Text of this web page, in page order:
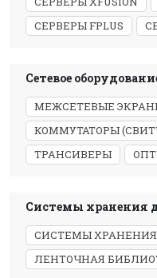
СЕРВЕРЫ FPLUS
Сетевое
МЕЖСЕТЕВЫЕ
КОММУТАТОРЫ
ТРАНСИВЕРЫ
Системы хранения
СИСТЕМЫ
ЛЕНТОЧНАЯ